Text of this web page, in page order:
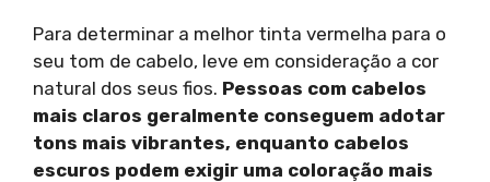
Para determinar a melhor tinta vermelha para o
seu tom de cabelo, leve em consideração a cor
natural dos seus fios. Pessoas com cabelos
mais claros geralmente conseguem adotar
tons mais vibrantes, enquanto cabelos
escuros podem exigir uma coloração mais